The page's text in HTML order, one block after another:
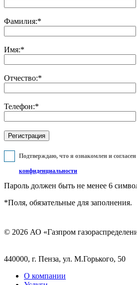
Фамилия:*
Имя:*
Отчество:*
Телефон:*
Подтверждаю, что я ознакомлен и
конфиденциальности
Пароль должен быть не менее 6
*Поля, обязательные для заполнения.
© 2026 АО «Газпром
440000, г. Пенза, ул. М.Горького, 50
О компании